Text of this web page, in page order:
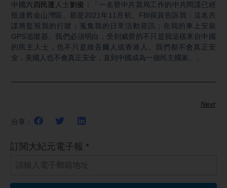
中國 六四民運 人士劉俊 ：「一名替中共當局工作的中共間諜已經
抵達舊金山灣區。那是2021年11月初。FBI探員告訴我：這名共
諜將監視我的行蹤；蒐集我的日常活動資訊；在我的車上安裝
GPS追蹤器。我們必須明白，受到威脅的不只是我這樣來自中國
的民主人士，也不只是維吾爾人或香港人。我們都不會真正安
全，美國人也不會真正安全，直到中國成為一個民主國家。」
Next
分享：